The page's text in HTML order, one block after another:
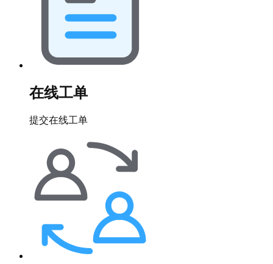
在线工单
提交在线工单